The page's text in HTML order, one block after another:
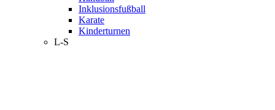
Inklusionsfußball
Karate
Kinderturnen
L-S